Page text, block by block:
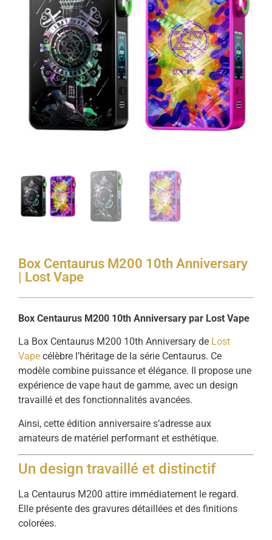
Box Centaurus M200 10th Anniversary
| Lost Vape
Box Centaurus M200 10th Anniversary par Lost Vape
La Box Centaurus M200 10th Anniversary de Lost
Vape célèbre l’héritage de la série Centaurus. Ce
modèle combine puissance et élégance. propose une
expérience de vape haut de gamme, avec un design
travaillé et des fonctionnalités avancées.
Ainsi, cette édition anniversaire s’adresse aux
amateurs de matériel performant et esthétique.
Un design travaillé et distinctif
La Centaurus M200 attire immédiatement le regard.
Elle présente des gravures détaillées et des finitions
colorées.